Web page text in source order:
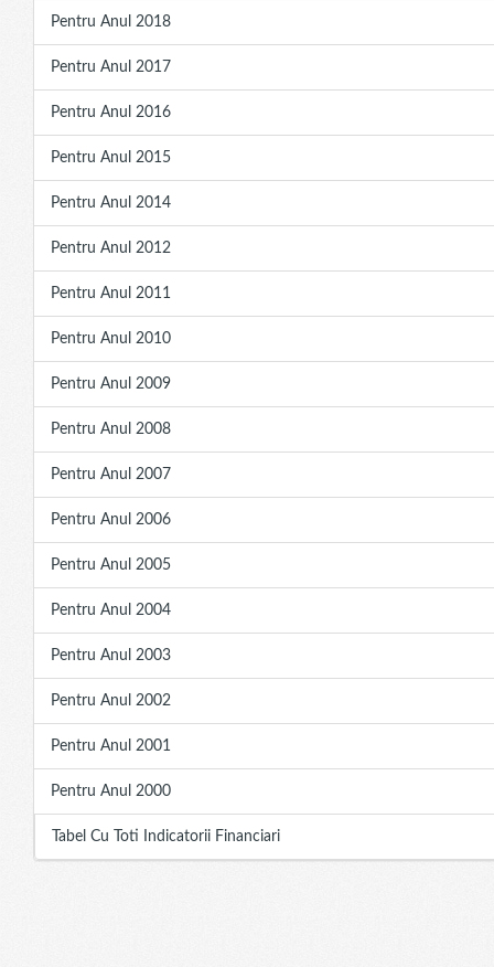
Pentru Anul 2018
Pentru Anul 2017
Pentru Anul 2016
Pentru Anul 2015
Pentru Anul 2014
Pentru Anul 2012
Pentru Anul 2011
Pentru Anul 2010
Pentru Anul 2009
Pentru Anul 2008
Pentru Anul 2007
Pentru Anul 2006
Pentru Anul 2005
Pentru Anul 2004
Pentru Anul 2003
Pentru Anul 2002
Pentru Anul 2001
Pentru Anul 2000
Tabel Cu Toti Indicatorii Financiari